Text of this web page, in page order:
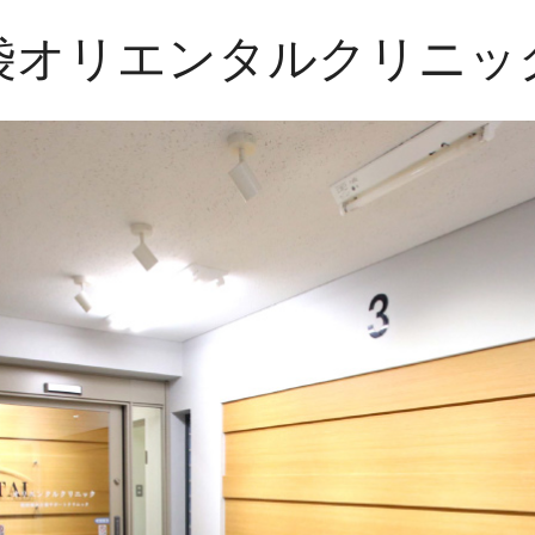
オリエンタルクリニッ